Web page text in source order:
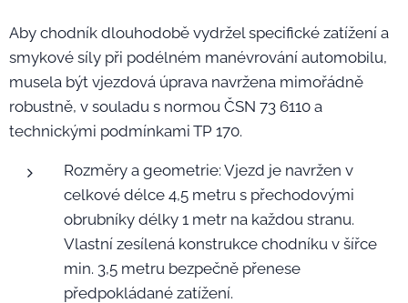
Aby chodník dlouhodobě vydržel specifické zatížení a
smykové síly při podélném manévrování automobilu,
musela být vjezdová úprava navržena mimořádně
robustně, v souladu s normou ČSN 73 6110 a
technickými podmínkami TP 170.
Rozměry a geometrie: Vjezd je navržen v
celkové délce 4,5 metru s přechodovými
obrubníky délky 1 metr na každou stranu.
Vlastní zesílená konstrukce chodníku v šířce
min. 3,5 metru bezpečně přenese
předpokládané zatížení.